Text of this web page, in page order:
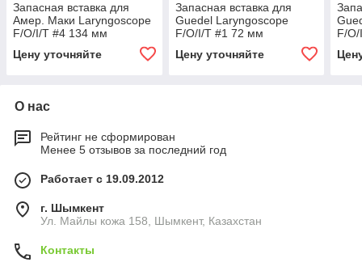
Запасная вставка для
Амер. Маки Laryngoscope
F/O/I/T #4 134 мм
Цену уточняйте
Запасная вставка для
Guedel Laryngoscope
F/O/I/T #1 72 мм
Цену уточняйте
F/
О нас
Рейтинг не сформирован
Менее 5 отзывов за последний год
Работает с 19.09.2012
г. Шымкент
Ул. Майлы кожа 158, Шымкент, Казахстан
Контакты